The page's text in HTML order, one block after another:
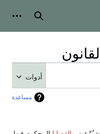
بحث
أدوات
مساعدة